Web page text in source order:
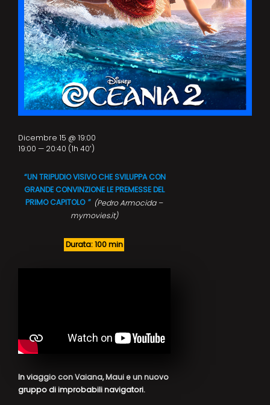
“UN TRIPUDIO VISIVO CHE SVILUPPA CON
GRANDE CONVINZIONE LE PREMESSE DEL
PRIMO CAPITOLO ” (Pedro Armocida –
mymovies.it)
Durata: 100 min
In viaggio con Vaiana, Maui e un nuovo
gruppo di improbabili navigatori.
Dicembre 15 @ 19:00
19:00 — 20:40 (1h 40′)